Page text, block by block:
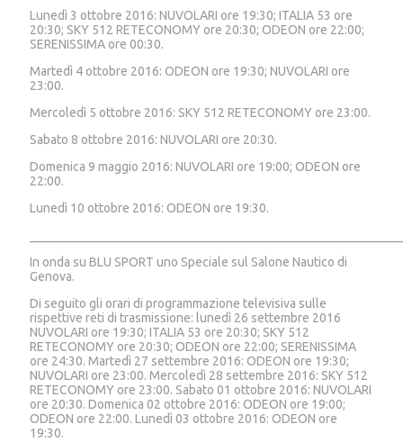
Lunedì 3 ottobre 2016: NUVOLARI ore 19:30; ITALIA 53 ore
20:30; SKY 512 RETECONOMY ore 20:30; ODEON ore 22:00;
SERENISSIMA ore 00:30.
Martedì 4 ottobre 2016: ODEON ore 19:30; NUVOLARI ore
23:00.
Mercoledì 5 ottobre 2016: SKY 512 RETECONOMY ore 23:00.
Sabato 8 ottobre 2016: NUVOLARI ore 20:30.
Domenica 9 maggio 2016: NUVOLARI ore 19:00; ODEON ore
22:00.
Lunedì 10 ottobre 2016: ODEON ore 19:30.
In onda su BLU SPORT uno Speciale sul Salone Nautico di
Genova.
Di seguito gli orari di programmazione televisiva sulle
rispettive reti di trasmissione: lunedì 26 settembre 2016
NUVOLARI ore 19:30; ITALIA 53 ore 20:30; SKY 512
RETECONOMY ore 20:30; ODEON ore 22:00; SERENISSIMA
ore 24:30. Martedì 27 settembre 2016: ODEON ore 19:30;
NUVOLARI ore 23:00. Mercoledì 28 settembre 2016: SKY 512
RETECONOMY ore 23:00. Sabato 01 ottobre 2016: NUVOLARI
ore 20:30. Domenica 02 ottobre 2016: ODEON ore 19:00;
ODEON ore 22:00. Lunedì 03 ottobre 2016: ODEON ore
19:30.